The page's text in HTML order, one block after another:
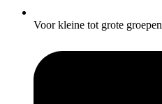
Voor kleine tot grote groepen